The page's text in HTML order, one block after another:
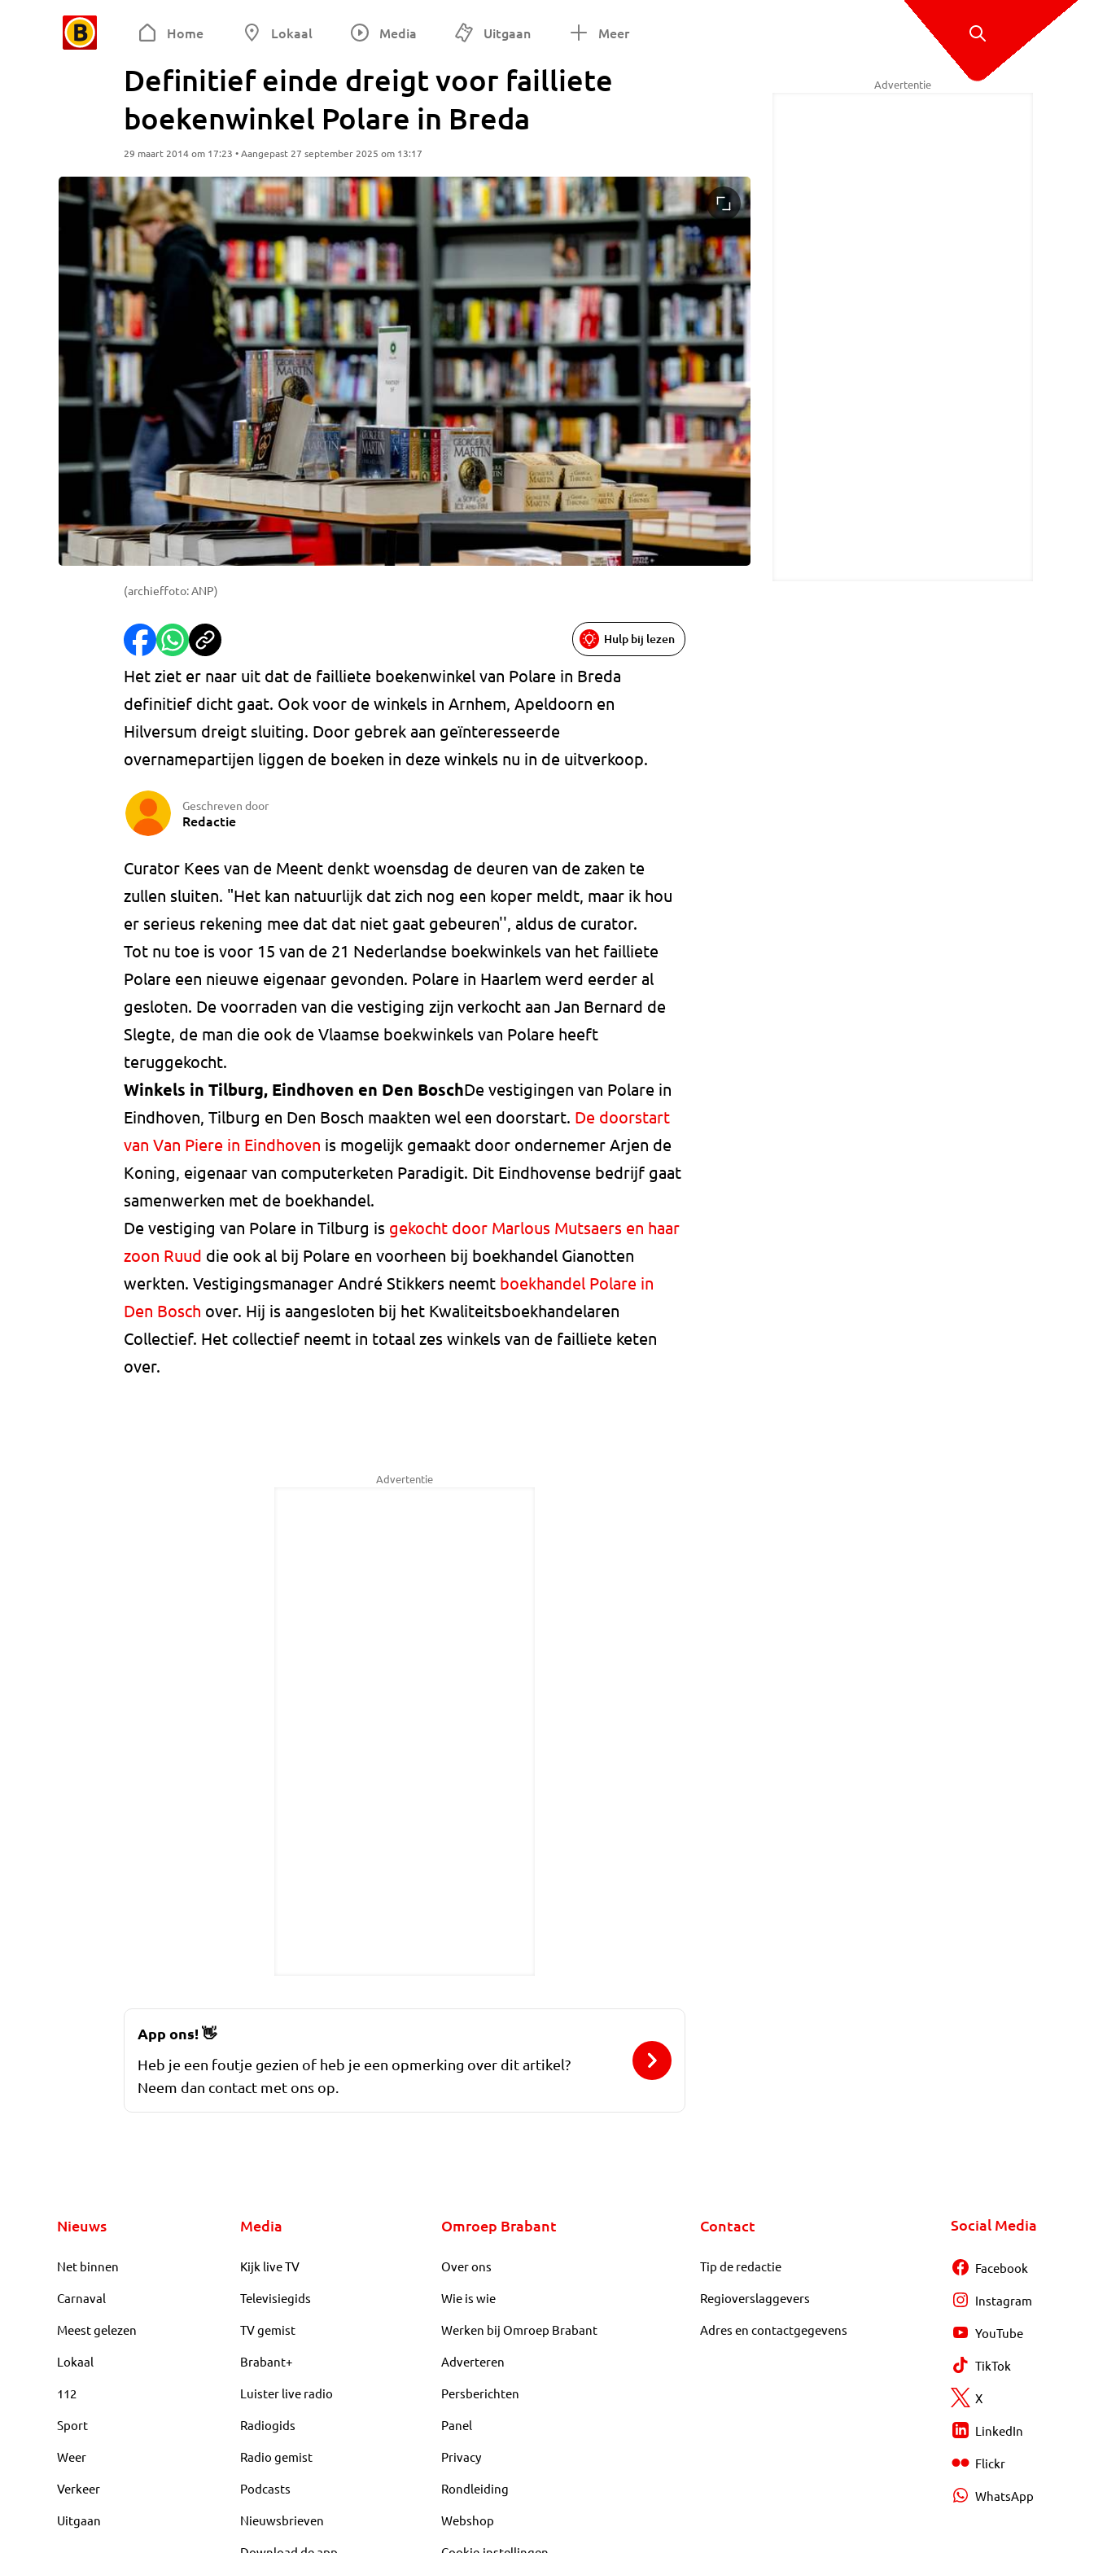
Home Lokaal Media Uitgaan Meer
Definitief einde dreigt voor failliete
boekenwinkel Polare in Breda
29 maart 2014 om 17:23 • Aangepast 27 september 2025 om 13:17
(archieffoto: ANP)
Hulp bij lezen
Het ziet er naar uit dat de failliete boekenwinkel van Polare in Breda
definitief dicht gaat. Ook voor de winkels in Arnhem, Apeldoorn en
Hilversum dreigt sluiting. Door gebrek aan geïnteresseerde
overnamepartijen liggen de boeken in deze winkels nu in de uitverkoop.
Geschreven door
Redactie
Curator Kees van de Meent denkt woensdag de deuren van de zaken te
zullen sluiten. "Het kan natuurlijk dat zich nog een koper meldt, maar ik hou
er serieus rekening mee dat dat niet gaat gebeuren'', aldus de curator.
Tot nu toe is voor 15 van de 21 Nederlandse boekwinkels van het failliete
Polare een nieuwe eigenaar gevonden. Polare in Haarlem werd eerder al
gesloten. De voorraden van die vestiging zijn verkocht aan Jan Bernard de
Slegte, de man die ook de Vlaamse boekwinkels van Polare heeft
teruggekocht.
Winkels in Tilburg, Eindhoven en Den BoschDe vestigingen van Polare in
Eindhoven, Tilburg en Den Bosch maakten wel een doorstart. De doorstart
van Van Piere in Eindhoven is mogelijk gemaakt door ondernemer Arjen de
Koning, eigenaar van computerketen Paradigit. Dit Eindhovense bedrijf gaat
samenwerken met de boekhandel.
De vestiging van Polare in Tilburg is gekocht door Marlous Mutsaers en haar
zoon Ruud die ook al bij Polare en voorheen bij boekhandel Gianotten
werkten. Vestigingsmanager André Stikkers neemt boekhandel Polare in
Den Bosch over. Hij is aangesloten bij het Kwaliteitsboekhandelaren
Collectief. Het collectief neemt in totaal zes winkels van de failliete keten
over.
Advertentie
Advertentie
App ons!👋
Heb je een foutje gezien of heb je een opmerking over dit artikel?
Neem dan contact met ons op.
Nieuws
Net binnen
Carnaval
Meest gelezen
Lokaal
112
Sport
Weer
Verkeer
Uitgaan
Media
Kijk live TV
Televisiegids
TV gemist
Brabant+
Luister live radio
Radiogids
Radio gemist
Podcasts
Nieuwsbrieven
Omroep Brabant
Over ons
Wie is wie
Werken bij Omroep Brabant
Adverteren
Persberichten
Panel
Privacy
Rondleiding
Webshop
Contact
Tip de redactie
Regioverslaggevers
Adres en contactgegevens
Social Media
Facebook
Instagram
YouTube
TikTok
X
LinkedIn
Flickr
WhatsApp